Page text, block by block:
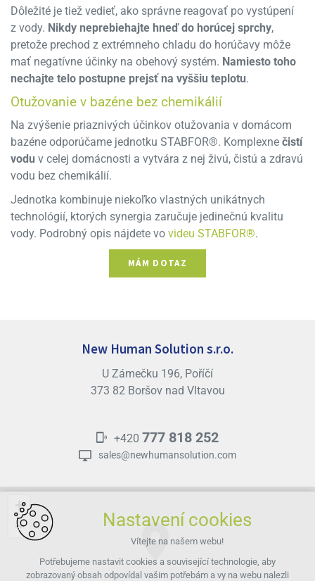
Dôležité je tiež vedieť, ako správne reagovať po vystúpení
z vody. Nikdy neprebiehajte hneď do horúcej sprchy,
pretože prechod z extrémneho chladu do horúčavy môže
mať negatívne účinky na obehový systém. Namiesto toho
nechajte telo postupne prejsť na vyššiu teplotu.
Otužovanie v bazéne bez chemikálií
Na zvýšenie priaznivých účinkov otužovania v domácom
bazéne odporúčame jednotku STABFOR®. Komplexne čistí
vodu v celej domácnosti a vytvára z nej živú, čistú a zdravú
vodu bez chemikálií.
Jednotka kombinuje niekoľko vlastných unikátnych
technológií, ktorých synergia zaručuje jedinečnú kvalitu
vody. Podrobný opis nájdete vo videu STABFOR®.
MÁM DOTAZ
New Human Solution s.r.o.
U Zámečku 196, Poříčí
373 82 Boršov nad Vltavou
+420 777 818 252
sales@newhumansolution.com
+
−
Nastavení cookies
Vítejte na našem webu!
Potřebujeme nastavit cookies a související technologie, aby
zobrazovaný obsah odpovídal vašim potřebám a vy na webu nalezli